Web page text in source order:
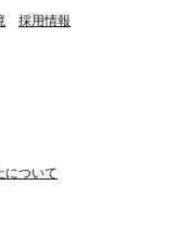
採用情報
について